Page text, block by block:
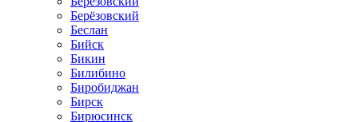
Берёзовский
Беслан
Бийск
Бикин
Билибино
Биробиджан
Бирск
Бирюсинск